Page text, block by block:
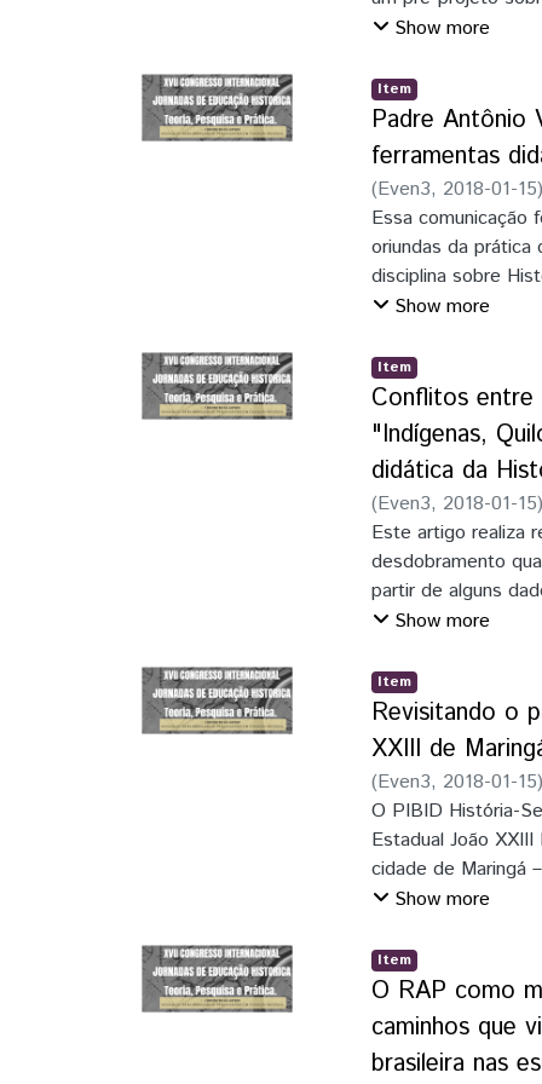
professores a
propostas da lei
através de uma
no curso História
estão presentes
temas África e
referência,
processo de
Show more
Item
Padre Antônio
ferramentas
(Even3, 2018-01-15)
Essa comunicação
oriundas da prática
disciplina sobre
ofereceu a
articular as
sobre questões
colonial brasileiro.
persuasão) fez
açucareira, a
algumas limitações
Holanda) que o
Show more
Item
Conflitos entre
"Indígenas,
didática da
(Even3, 2018-01-15)
Este artigo realiza
desdobramento
partir de alguns
Curitiba), questões
históricas dos
algumas
O ponto de partida
(2010) e a
entrevista
anos. Os
integrados ao
discentes indicam
como permitem
Show more
Item
Revisitando o
XXIII de
(Even3, 2018-01-15)
O PIBID História-
Estadual João
cidade de Maringá
Integração
necessidade de
organizaram uma
trajetória do
como montagem
fotos, objetos
Show more
Item
O RAP como
caminhos que
brasileira nas